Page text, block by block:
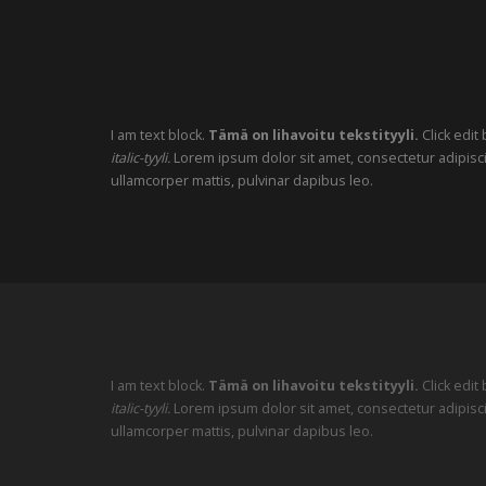
I am text block. Tämä on lihavoitu tekstityyli. Click
italic-tyyli. Lorem ipsum dolor sit amet, consectetur
ullamcorper mattis, pulvinar dapibus leo.
I am text block. Tämä on lihavoitu tekstityyli. Click
italic-tyyli. Lorem ipsum dolor sit amet, consectetur
ullamcorper mattis, pulvinar dapibus leo.